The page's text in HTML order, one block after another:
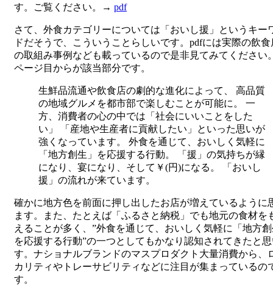
す。ご覧ください。→ pdf
さて、外食カテゴリーについては「おいし援」というキー
ドだそうで、こういうことらしいです。pdfには実際の飲食
の取組み事例なども載っているので是非見てみてください
ページ目からが該当部分です。
生鮮品流通や飲食店の劇的な進化によって、 高品質
の地域グルメを都市部で楽しむことが可能に。 一
方、消費者の心の中では「社会にいいことをした
い」 「産地や生産者に貢献したい」といった思いが
強くなっています。 外食を通じて、おいしく気軽に
「地方創生」を応援する行動。 「援」の気持ちが縁
になり、宴になり、そして￥(円)になる。 「おいし
援」の流れが来ています。
確かに地方色を前面に押し出したお店が増えているように
ます。また、たとえば「ふるさと納税」でも地元の食材を
えることが多く、”外食を通じて、おいしく気軽に「地方
を応援する行動”の一つとしてもかなり認知されてきたと
す。ナショナルブランドのマスプロダクト大量消費から、
カリティやトレーサビリティなどに注目が集まっているの
す。